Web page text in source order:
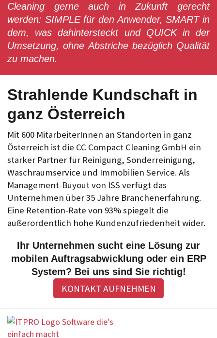
Cleaning gerne auch in Zukunft gerecht
werden: SIMPLE für den Anwender, SMART in
dem, was dahintersteckt und QUICK in der
Umsetzung, ohne Abstriche bezüglich Qualität
zu machen.
Strahlende Kundschaft in
ganz Österreich
Mit 600 MitarbeiterInnen an Standorten in ganz
Österreich ist die CC Compact Cleaning GmbH ein
starker Partner für Reinigung, Sonderreinigung,
Waschraumservice und Immobilien Service. Als
Management-Buyout von ISS verfügt das
Unternehmen über 35 Jahre Branchenerfahrung.
Eine Retention-Rate von 93% spiegelt die
außerordentlich hohe Kundenzufriedenheit wider.
Ihr Unternehmen sucht eine Lösung zur
mobilen Auftragsabwicklung oder ein ERP
System? Bei uns sind Sie richtig!
KONTAKT AUFNEHMEN